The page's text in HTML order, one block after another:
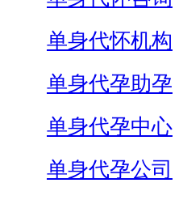
单身代怀机构
单身代孕助孕
单身代孕中心
单身代孕公司